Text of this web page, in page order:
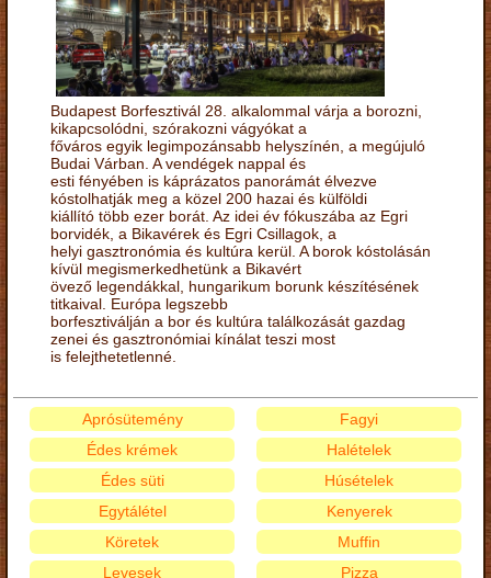
Budapest Borfesztivál 28. alkalommal várja a borozni,
kikapcsolódni, szórakozni vágyókat a
főváros egyik legimpozánsabb helyszínén, a megújuló
Budai Várban. A vendégek nappal és
esti fényében is káprázatos panorámát élvezve
kóstolhatják meg a közel 200 hazai és külföldi
kiállító több ezer borát. Az idei év fókuszába az Egri
borvidék, a Bikavérek és Egri Csillagok, a
helyi gasztronómia és kultúra kerül. A borok kóstolásán
kívül megismerkedhetünk a Bikavért
övező legendákkal, hungarikum borunk készítésének
titkaival. Európa legszebb
borfesztiválján a bor és kultúra találkozását gazdag
zenei és gasztronómiai kínálat teszi most
is felejthetetlenné.
Aprósütemény
Édes krémek
Édes süti
Egytálétel
Fagyi
Halételek
Húsételek
Kenyerek
Köretek
Levesek
Muffin
Pizza